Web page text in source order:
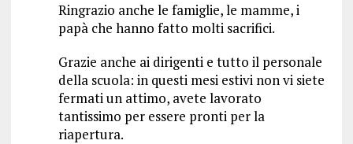
Ringrazio anche le famiglie, le mamme, i
papà che hanno fatto molti sacrifici.
Grazie anche ai dirigenti e tutto il personale
della scuola: in questi mesi estivi non vi siete
fermati un attimo, avete lavorato
tantissimo per essere pronti per la
riapertura.